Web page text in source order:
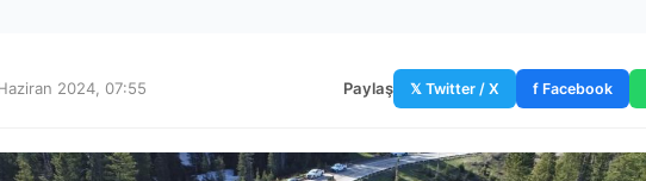
2024, 07:55 Paylaş 𝕏 Twitter / X f Facebook